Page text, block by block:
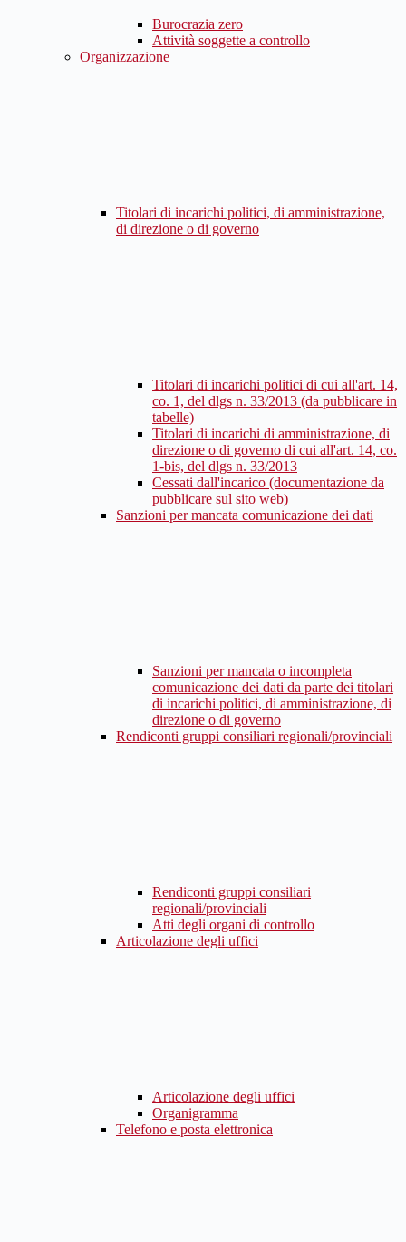
Burocrazia zero
Attività soggette a controllo
Organizzazione
Titolari di incarichi politici, di amministrazione,
di direzione o di governo
Titolari di incarichi politici di cui all'art. 14,
co. 1, del dlgs n. 33/2013 (da pubblicare in
tabelle)
Titolari di incarichi di amministrazione, di
direzione o di governo di cui all'art. 14, co.
1-bis, del dlgs n. 33/2013
Cessati dall'incarico (documentazione da
pubblicare sul sito web)
Sanzioni per mancata comunicazione dei dati
Sanzioni per mancata o incompleta
comunicazione dei dati da parte dei titolari
di incarichi politici, di amministrazione, di
direzione o di governo
Rendiconti gruppi consiliari regionali/provinciali
Rendiconti gruppi consiliari
regionali/provinciali
Atti degli organi di controllo
Articolazione degli uffici
Articolazione degli uffici
Organigramma
Telefono e posta elettronica